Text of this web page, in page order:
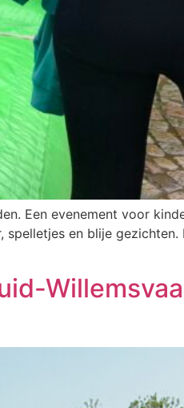
Een evenement voor
en blije gezichten.